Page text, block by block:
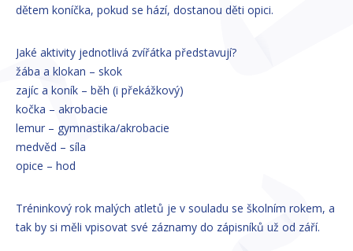
dětem koníčka, pokud se hází, dostanou děti opici.
Jaké aktivity jednotlivá zvířátka představují?
žába a klokan – skok
zajíc a koník – běh (i překážkový)
kočka – akrobacie
lemur – gymnastika/akrobacie
medvěd – síla
opice – hod
Tréninkový rok malých atletů je v souladu se školním rokem, a
tak by si měli vpisovat své záznamy do zápisníků už od září.